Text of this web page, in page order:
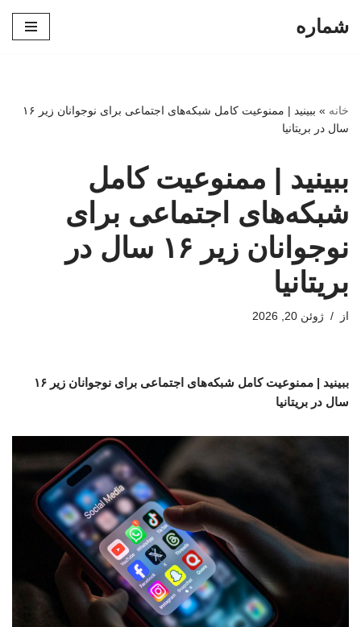
شماره
خانه »
ببینید | ممنوعیت کامل شبکه‌های اجتماعی برای نوجوانان زیر ۱۶
سال در بریتانیا
ببینید | ممنوعیت کامل
شبکه‌های اجتماعی برای
نوجوانان زیر ۱۶ سال در
بریتانیا
از ژوئن 20, 2026
ببینید | ممنوعیت کامل شبکه‌های اجتماعی برای نوجوانان زیر ۱۶
سال در بریتانیا